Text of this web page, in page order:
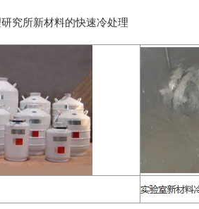
究所新材料的快速冷处理